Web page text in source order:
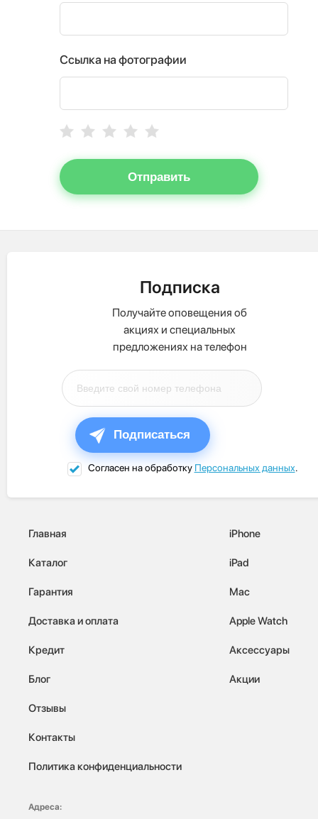
Ссылка на фотографии
Отправить
Подписка
Получайте оповещения об
акциях и специальных
предложениях на телефон
Подписаться
Согласен на обработку Персональных данных.
Главная
Каталог
Гарантия
Доставка и оплата
Кредит
Блог
Отзывы
Контакты
Политика конфиденциальности
iPhone
iPad
Mac
Apple Watch
Аксессуары
Акции
Адреса: